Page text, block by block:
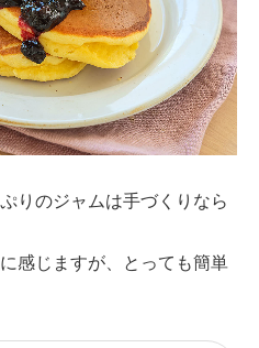
りのジャムは手づくりなら
感じますが、とっても簡単